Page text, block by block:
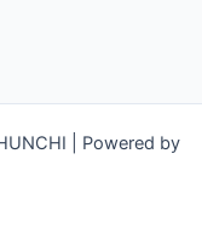
| Powered by